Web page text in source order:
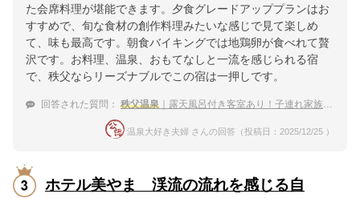
た会席料理が堪能できます。夕食グレードアッププランはお
すすめで、旬な食材の創作料理みたいな感じで見て楽しめ
て、味も最高です。朝食バイキングでは地鶏卵が食べれて贅
沢です。お料理、温泉、おもてなしと一流を感じられる宿
で、秩父ならリーズナブルでこの宿は一押しです。
回答された質問： 秩父温泉 ｜露天風呂付き客室あり！子連れ家族におすすめの宿は？
温泉大好き夫婦 さんの回答（投稿日：2025/12/25 ）
ホテル美やま 渓流の流れを感じる自